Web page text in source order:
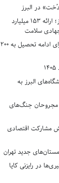
در البرز
رکوردزنی در عدالت درمانی البرز؛ ارائه ۱۵۳ میلیارد
افزایش وثیقه خروج از کشور برای ادامه تحصیل به ۲۰۰
البرز به
مجروحان جنگ‌های
مشارکت اقتصادی
جدید تهران
در رایزنی کایا